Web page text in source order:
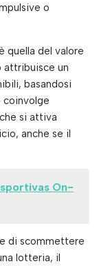
o
quella del valore
attribuisce un
basandosi
coinvolge
si attiva
anche se il
On-
di scommettere
lotteria, il